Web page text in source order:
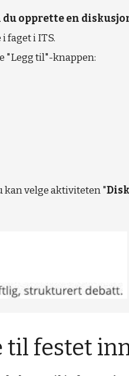
du opprette en
faget i ITS.
"Legg til"-knappen:
kan velge aktiviteten "
til festet